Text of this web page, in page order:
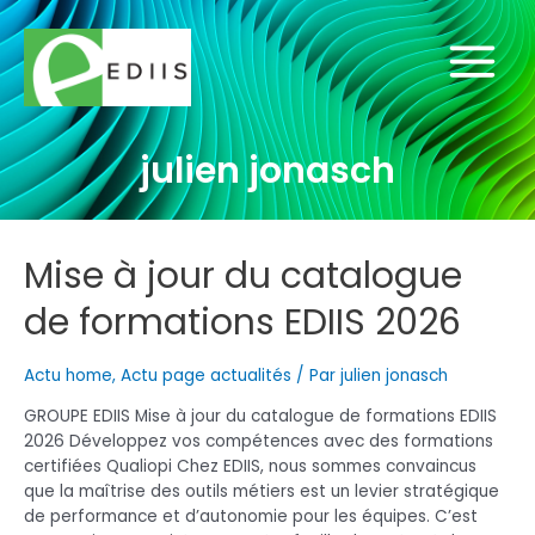
Aller
au
contenu
Main
Menu
julien jonasch
Mise à jour du catalogue
de formations EDIIS 2026
Actu home, Actu page actualités / Par julien jonasch
GROUPE EDIIS Mise à jour du catalogue de formations EDIIS
2026 Développez vos compétences avec des formations
certifiées Qualiopi Chez EDIIS, nous sommes convaincus
que la maîtrise des outils métiers est un levier stratégique
de performance et d’autonomie pour les équipes. C’est